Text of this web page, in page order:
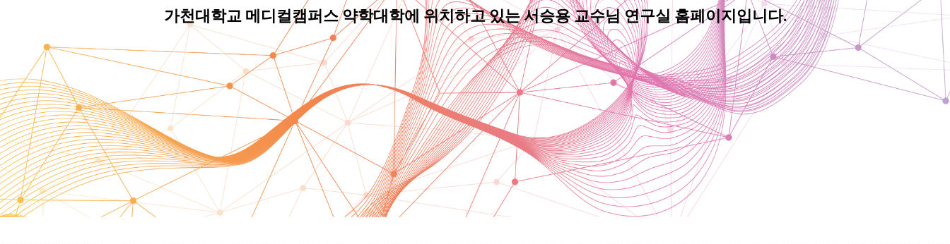
가천대학교 메디컬캠퍼스 약학대학에 위치하고 있는 서승용 교수님 연구실 홈페이지입니다.